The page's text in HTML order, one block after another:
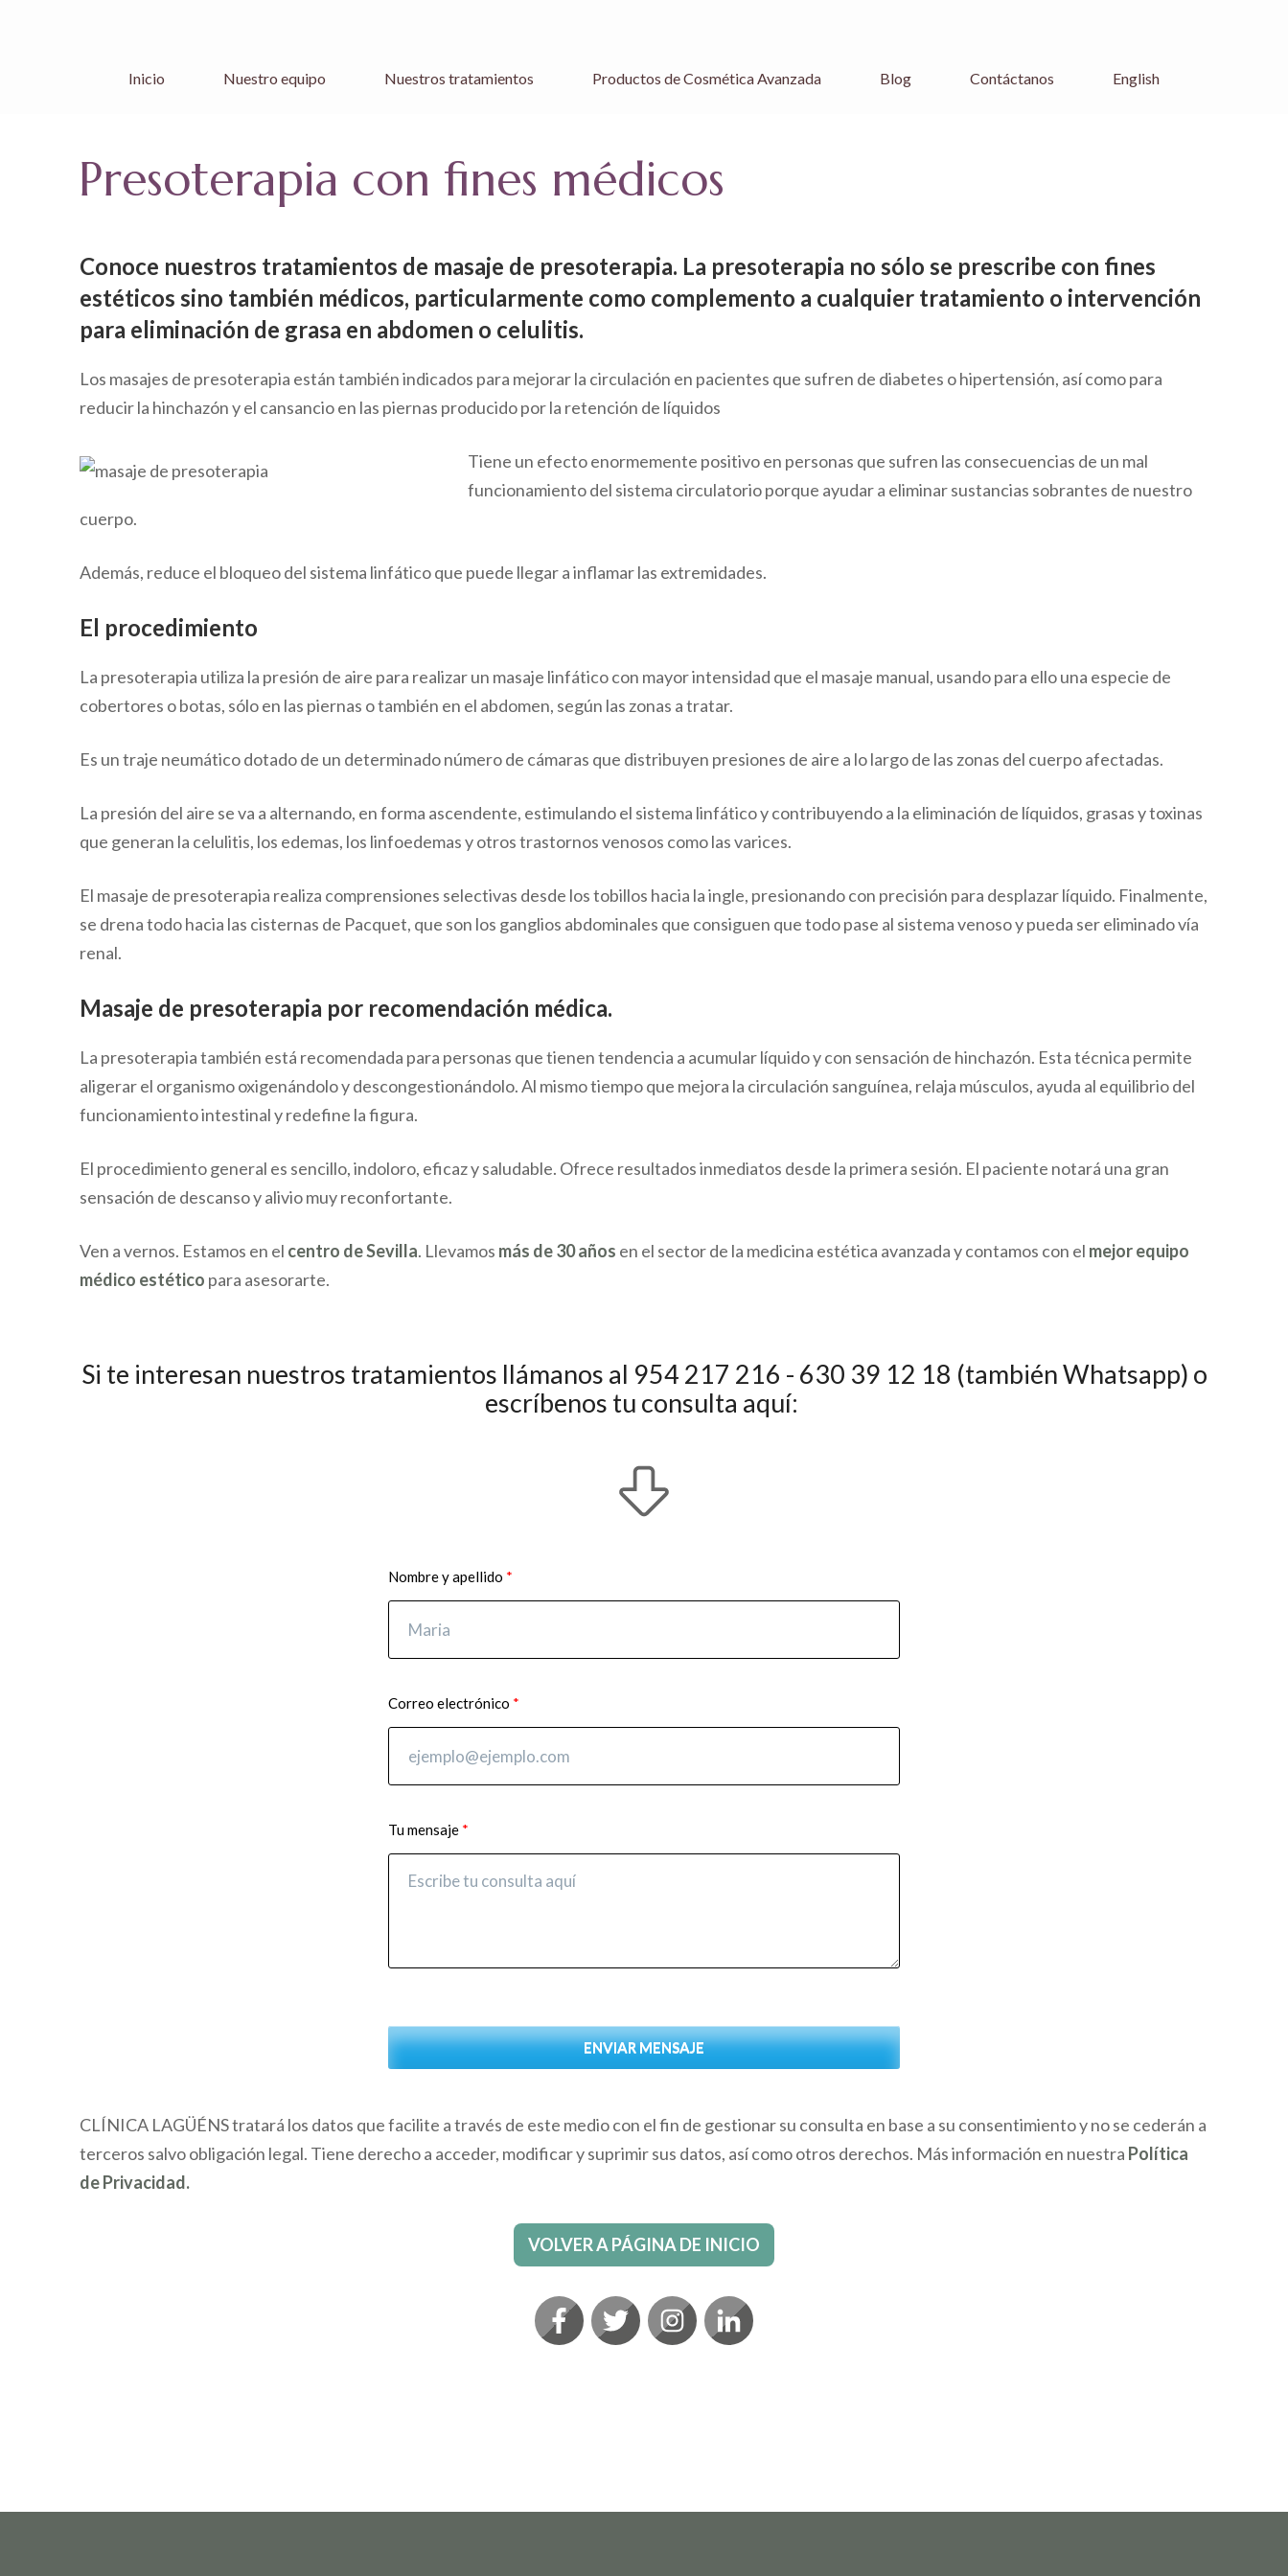
Inicio Nuestro equipo Nuestros tratamientos Productos de Cosmética Avanzada Blog Contáctanos English
Presoterapia con fines médicos
Conoce nuestros tratamientos de masaje de presoterapia. La presoterapia no sólo se prescribe con fines
estéticos sino también médicos, particularmente como complemento a cualquier tratamiento o intervención
para eliminación de grasa en abdomen o celulitis.
Los masajes de presoterapia están también indicados para mejorar la circulación en pacientes que sufren de diabetes o hipertensión, así como para
reducir la hinchazón y el cansancio en las piernas producido por la retención de líquidos
Tiene un efecto enormemente positivo en personas que sufren las consecuencias de un mal
funcionamiento del sistema circulatorio porque ayudar a eliminar sustancias sobrantes de nuestro
cuerpo.
Además, reduce el bloqueo del sistema linfático que puede llegar a inflamar las extremidades.
El procedimiento
La presoterapia utiliza la presión de aire para realizar un masaje linfático con mayor intensidad que el masaje manual, usando para ello una especie de
cobertores o botas, sólo en las piernas o también en el abdomen, según las zonas a tratar.
Es un traje neumático dotado de un determinado número de cámaras que distribuyen presiones de aire a lo largo de las zonas del cuerpo afectadas.
La presión del aire se va a alternando, en forma ascendente, estimulando el sistema linfático y contribuyendo a la eliminación de líquidos, grasas y toxinas
que generan la celulitis, los edemas, los linfoedemas y otros trastornos venosos como las varices.
El masaje de presoterapia realiza comprensiones selectivas desde los tobillos hacia la ingle, presionando con precisión para desplazar líquido. Finalmente,
se drena todo hacia las cisternas de Pacquet, que son los ganglios abdominales que consiguen que todo pase al sistema venoso y pueda ser eliminado vía
renal.
Masaje de presoterapia por recomendación médica.
La presoterapia también está recomendada para personas que tienen tendencia a acumular líquido y con sensación de hinchazón. Esta técnica permite
aligerar el organismo oxigenándolo y descongestionándolo. Al mismo tiempo que mejora la circulación sanguínea, relaja músculos, ayuda al equilibrio del
funcionamiento intestinal y redefine la figura.
El procedimiento general es sencillo, indoloro, eficaz y saludable. Ofrece resultados inmediatos desde la primera sesión. El paciente notará una gran
sensación de descanso y alivio muy reconfortante.
Ven a vernos. Estamos en el centro de Sevilla. Llevamos más de 30 años en el sector de la medicina estética avanzada y contamos con el mejor equipo
médico estético para asesorarte.
Si te interesan nuestros tratamientos llámanos al 954 217 216 - 630 39 12 18 (también Whatsapp) o
escríbenos tu consulta aquí:
Nombre y apellido
Correo electrónico
Tu mensaje
ENVIAR MENSAJE
CLÍNICA LAGÜÉNS tratará los datos que facilite a través de este medio con el fin de gestionar su consulta en base a su consentimiento y no se cederán a
terceros salvo obligación legal. Tiene derecho a acceder, modificar y suprimir sus datos, así como otros derechos. Más información en nuestra Política
de Privacidad.
VOLVER A PÁGINA DE INICIO